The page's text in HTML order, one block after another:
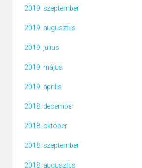
2019. szeptember
2019. augusztus
2019. július
2019. május
2019. április
2018. december
2018. október
2018. szeptember
2018. augusztus